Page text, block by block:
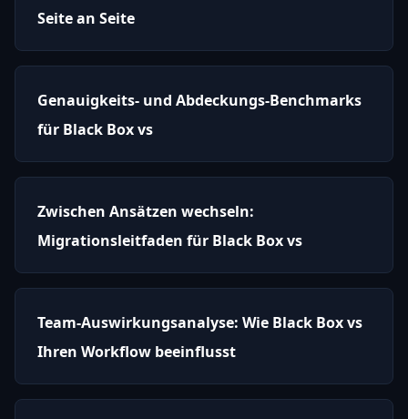
Seite an Seite
Genauigkeits- und Abdeckungs-Benchmarks
für Black Box vs
Zwischen Ansätzen wechseln:
Migrationsleitfaden für Black Box vs
Team-Auswirkungsanalyse: Wie Black Box vs
Ihren Workflow beeinflusst